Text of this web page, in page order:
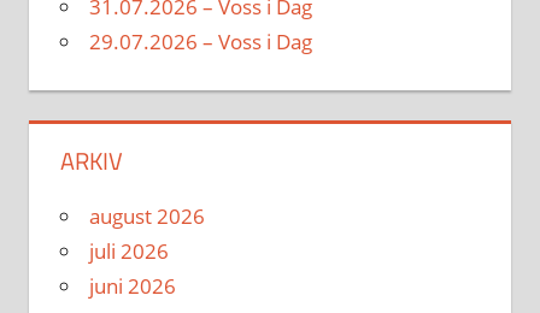
31.07.2026 – Voss i Dag
29.07.2026 – Voss i Dag
ARKIV
august 2026
juli 2026
juni 2026